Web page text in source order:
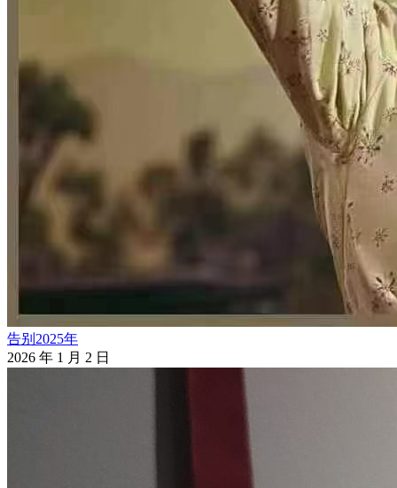
告别2025年
2026 年 1 月 2 日